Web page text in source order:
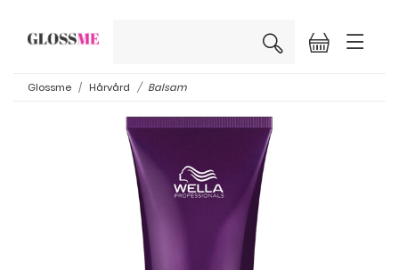
×
Glossme Hårvård Balsam